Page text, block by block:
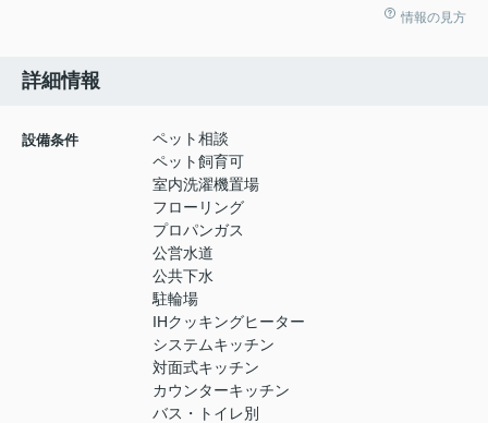
情報の見方
詳細情報
設備条件
ペット相談
ペット飼育可
室内洗濯機置場
フローリング
プロパンガス
公営水道
公共下水
駐輪場
IHクッキングヒーター
システムキッチン
対面式キッチン
カウンターキッチン
バス・トイレ別